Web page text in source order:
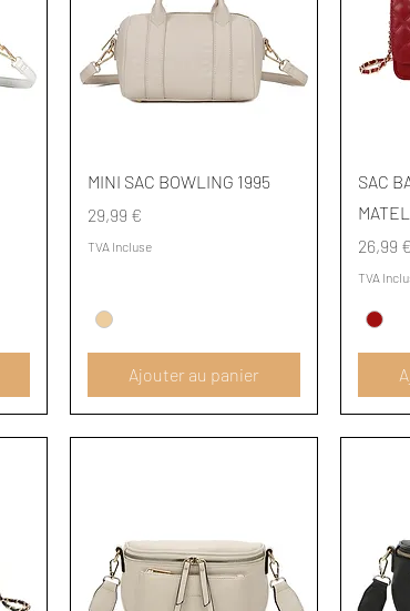
Aperçu rapide
MINI SAC BOWLING 1995
Prix
29,99 €
TVA Incluse
Ajouter au panier
SAC
Prix
26,99 €
TVA